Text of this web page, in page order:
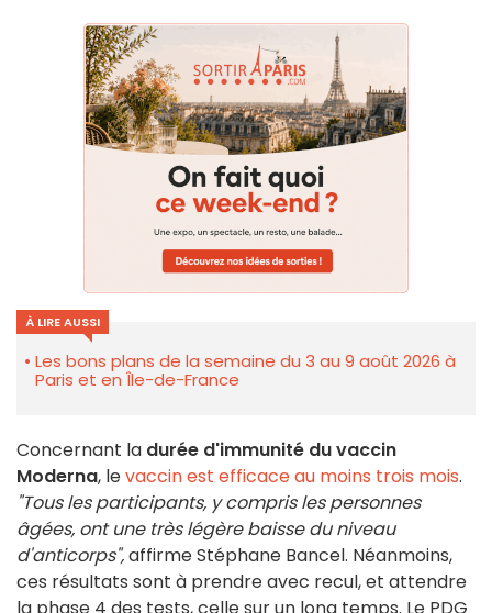
À LIRE AUSSI
Les bons plans de la semaine du 3 au 9 août 2026 à
Paris et en Île-de-France
Concernant la durée d'immunité du vaccin
Moderna, levaccin est efficace au moins trois mois.
"Tous les participants, y compris les personnes
âgées, ont une très légère baisse du niveau
d'anticorps",affirme Stéphane Bancel. Néanmoins,
ces résultats sont à prendre avec recul, et attendre